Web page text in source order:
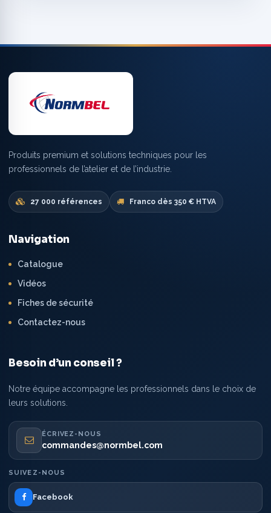
Produits premium et solutions techniques pour les
professionnels de l’atelier et de l’industrie.
27 000 références Franco dès 350 € HTVA
Navigation
Catalogue
Vidéos
Fiches de sécurité
Contactez-nous
Besoin d’un conseil ?
Notre équipe accompagne les professionnels dans le choix de
leurs solutions.
ÉCRIVEZ-NOUS
commandes@normbel.com
SUIVEZ-NOUS
Facebook